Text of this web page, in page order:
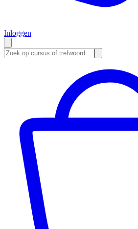
Inloggen